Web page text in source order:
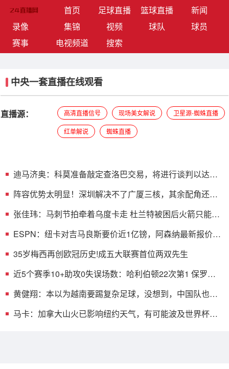
首页(current)足球直播 篮球直播
新闻
录像
集锦 视频 球队
球员
赛事
电视频道 搜索
中央一套直播在线观看
直播源： 高清直播信号 现场美女解说 卫星源-蜘蛛直播
红单解说 蜘蛛直播
迪马济奥：科莫准备敲定查洛巴交易，将进行谈判以达成
阵容优势太明显！深圳解决不了广厦三核，其余配角还各
张佳玮：马刺节拍牵着乌度卡走 杜兰特被困后火箭只能靠
ESPN：纽卡对吉马良斯要价近1亿镑，阿森纳最新报价仅
35岁梅西再创欧冠历史!成五大联赛首位两双先生
近5个赛季10+助攻0失误场数：哈利伯顿22次第1 保罗第2
黄健翔：本以为越南要踢复杂足球，没想到，中国队也能
马卡：加拿大山火已影响纽约天气，有可能波及世界杯决